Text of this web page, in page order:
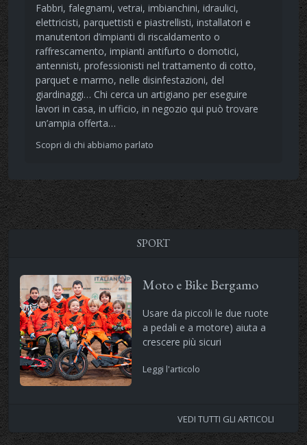
Fabbri, falegnami, vetrai, imbianchini, idraulici,
elettricisti, parquettisti e piastrellisti, installatori e
manutentori d’impianti di riscaldamento o
raffrescamento, impianti antifurto o domotici,
antennisti, professionisti nel trattamento di cotto,
parquet e marmo, nelle disinfestazioni, del
giardinaggi… Chi cerca un artigiano per eseguire
lavori in casa, in ufficio, in negozio qui può trovare
un’ampia offerta…
Scopri di chi abbiamo parlato
SPORT
Moto e Bike Bergamo
Usare da piccoli le due ruote
a pedali e a motore) aiuta a
crescere più sicuri
Leggi l'articolo
VEDI TUTTI GLI ARTICOLI